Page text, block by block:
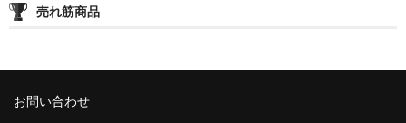
売れ筋商品
お問い合わせ